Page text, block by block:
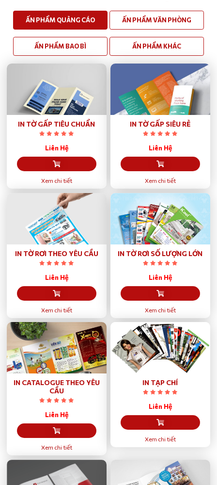
ẤN PHẨM QUẢNG CÁO ẤN PHẨM VĂN PHÒNG
ẤN PHẨM BAO BÌ ẤN PHẨM KHÁC
IN TỜ GẤP TIÊU CHUẨN
Liên Hệ
Xem chi tiết
IN TỜ GẤP SIÊU RẺ
Liên Hệ
Xem chi tiết
IN TỜ RƠI THEO YÊU CẦU
Liên Hệ
Xem chi tiết
IN TỜ RƠI SỐ LƯỢNG LỚN
Liên Hệ
Xem chi tiết
IN CATALOGUE THEO YÊU
CẦU
Liên Hệ
Xem chi tiết
IN TẠP CHÍ
Liên Hệ
Xem chi tiết